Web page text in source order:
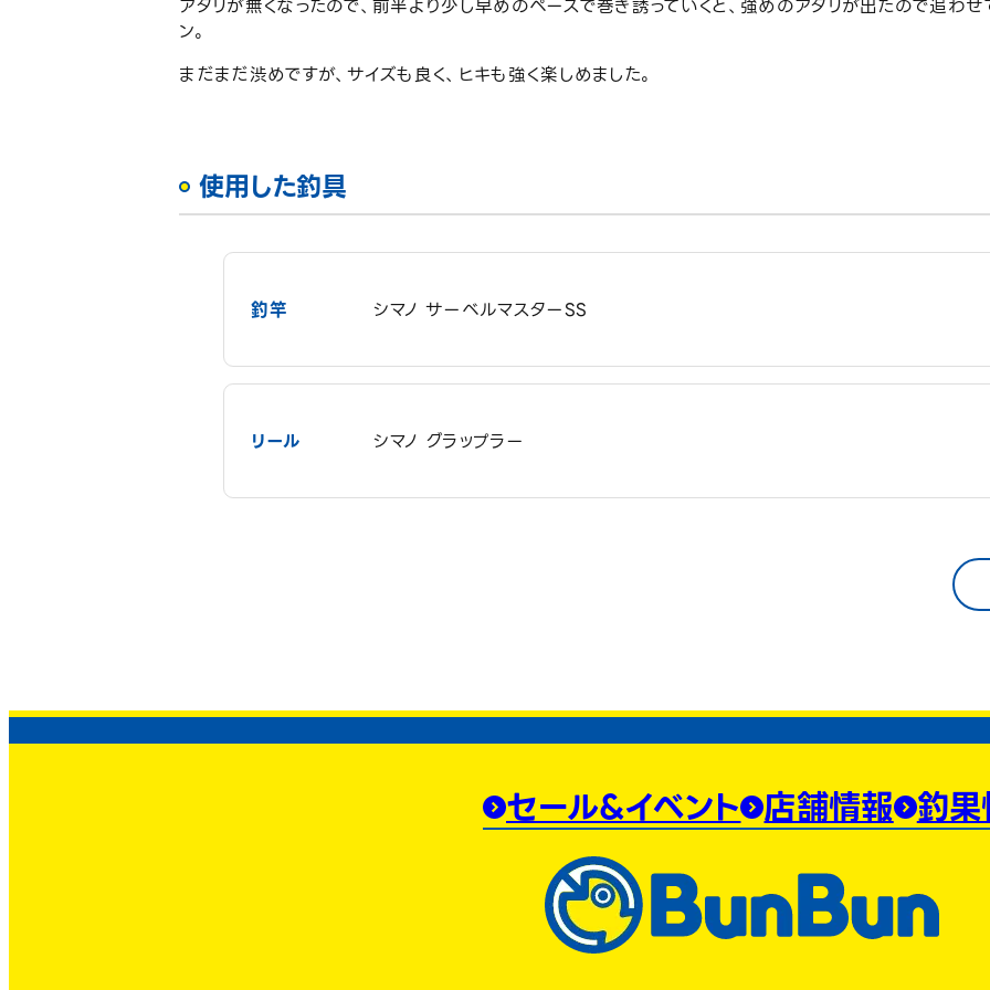
アタリが無くなったので、前半より少し早めのペースで巻き誘っていくと、強めのアタリが出たので追わせ
ン。
まだまだ渋めですが、サイズも良く、ヒキも強く楽しめました。
使用した釣具
釣竿 シマノ サーベルマスターSS
リール シマノ グラップラー
セール&イベント 店舗情報 釣